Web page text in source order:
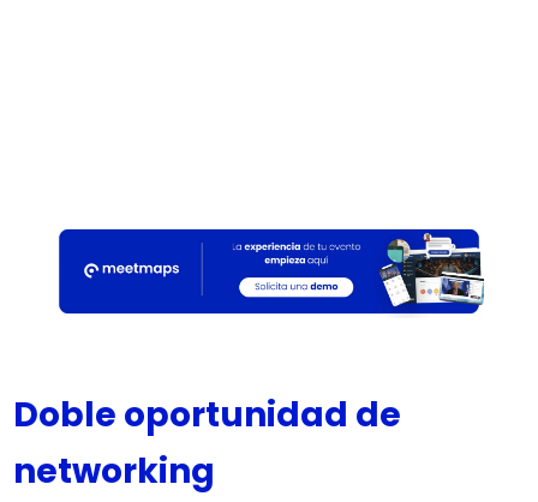
Doble oportunidad de
networking